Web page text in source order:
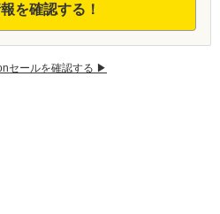
を確認する！
セールを確認する ▶︎